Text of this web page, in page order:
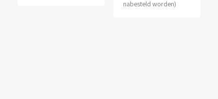
nabesteld worden)